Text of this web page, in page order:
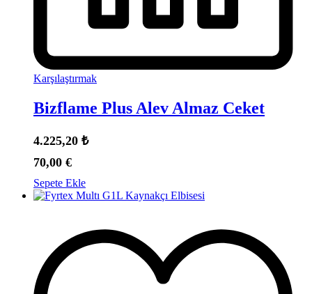
Karşılaştırmak
Bizflame Plus Alev Almaz Ceket
4.225,20 ₺
70,00 €
Sepete Ekle